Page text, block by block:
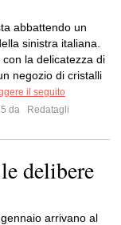
abbattendo un
sinistra italiana.
la delicatezza di
negozio di cristalli
il seguito
da
Redatagli
delibere
arrivano al